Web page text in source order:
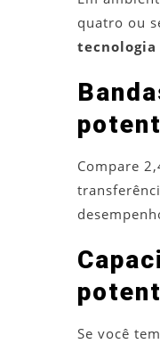
quatro ou
Compare
Se você